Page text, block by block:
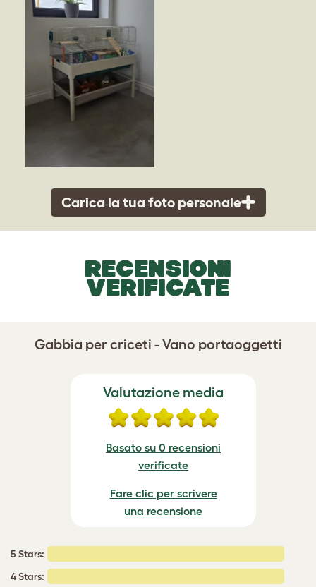
Carica la tua foto personale
RECENSIONI
VERIFICATE
Gabbia per criceti - Vano portaoggetti
Valutazione media
Basato su 0 recensioni
verificate
Fare clic per scrivere
una recensione
5 Stars:
4 Stars: